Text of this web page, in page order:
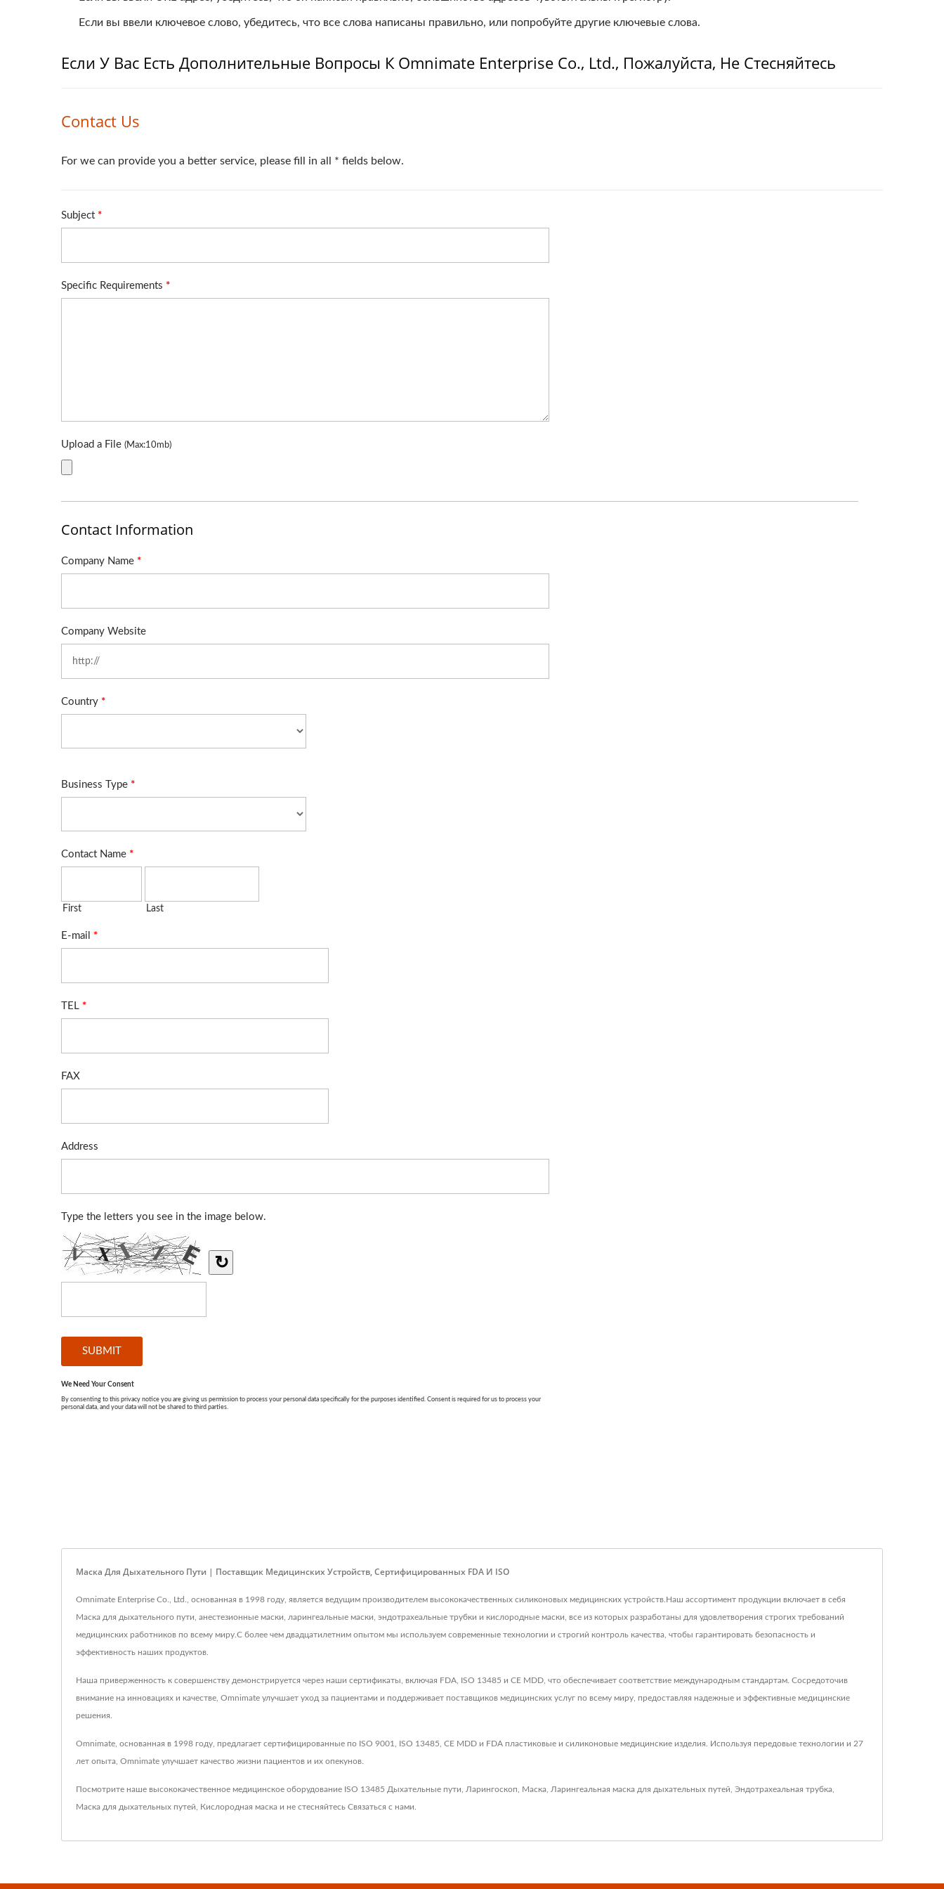
Если вы ввели ключевое слово, убедитесь, что все слова написаны правильно, или попробуйте другие ключевые слова.
Если У Вас Есть Дополнительные Вопросы К Omnimate Enterprise Co., Ltd., Пожалуйста, Не Стесняйтесь
Маска Для Дыхательного Пути | Поставщик Медицинских Устройств, Сертифицированных FDA И ISO
Omnimate Enterprise Co., Ltd., основанная в 1998 году, является ведущим производителем высококачественных силиконовых медицинских устройств.Наш ассортимент продукции включает в себя
Маска для дыхательного пути, анестезионные маски, ларингеальные маски, эндотрахеальные трубки и кислородные маски, все из которых разработаны для удовлетворения строгих требований
медицинских работников по всему миру.С более чем двадцатилетним опытом мы используем современные технологии и строгий контроль качества, чтобы гарантировать безопасность и
эффективность наших продуктов.
Наша приверженность к совершенству демонстрируется через наши сертификаты, включая FDA, ISO 13485 и CE MDD, что обеспечивает соответствие международным стандартам. Сосредоточив
внимание на инновациях и качестве, Omnimate улучшает уход за пациентами и поддерживает поставщиков медицинских услуг по всему миру, предоставляя надежные и эффективные медицинские
решения.
Omnimate, основанная в 1998 году, предлагает сертифицированные по ISO 9001, ISO 13485, CE MDD и FDA пластиковые и силиконовые медицинские изделия. Используя передовые технологии и 27
лет опыта, Omnimate улучшает качество жизни пациентов и их опекунов.
Посмотрите наше высококачественное медицинское оборудование ISO 13485 Дыхательные пути Ларингоскоп Маска Ларингеальная маска для дыхательных путей Эндотрахеальная трубка
Маска для дыхательных путей Кислородная маска и не стесняйтесь Связаться с нами